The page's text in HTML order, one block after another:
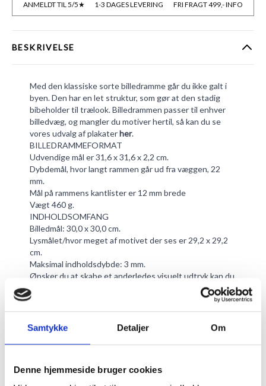
Samtykke Detaljer Om
Denne hjemmeside bruger cookies
ANMELDT TIL 5/5★ 1-3 DAGES LEVERING FRI FRAGT 499,- INFO
BESKRIVELSE
Med den klassiske sorte billedramme går du ikke galt i
byen. Den har en let struktur, som gør at den stadig
bibeholder til trælook. Billedrammen passer til enhver
billedvæg, og mangler du motiver hertil, så kan du se
vores udvalg af plakaterher.
BILLEDRAMMEFORMAT
Udvendige mål er 31,6 x 31,6 x 2,2 cm.
Dybdemål, hvor langt rammen går ud fra væggen, 22
mm.
Mål på rammens kantlister er 12 mm brede
Vægt 460 g.
INDHOLDSOMFANG
Billedmål: 30,0 x 30,0 cm.
Lysmålet/hvor meget af motivet der ses er 29,2 x 29,2
cm.
Maksimal indholdsdybde: 3 mm.
Ønsker du at skabe et anderledes visuelt udtryk kan du
se vores store udvalg af passepartout
Passepartout er også med til at beskytte dit motiv, da
det syrefrie karton beskytter mod eventuelle skader på
dit motiv som kondensering.
AKRYLGLAS
Akryl frontglas, dybde på 1 mm.
forekomme. Dette er ikke tilfældet med akrylgrlasset,
da det er produceret farveneutralt.